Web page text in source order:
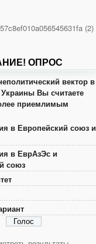
ОПРОС
вектор в
Вы считаете
приемлимым
в Европейский союз и
в ЕврАзЭс и
союз